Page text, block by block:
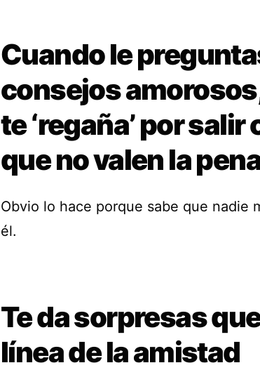
Cuando le
consejos
te ‘regaña’ por
que no valen la
Obvio lo hace porque sabe que nadie
él.
Te da sorpresas
línea de la amistad